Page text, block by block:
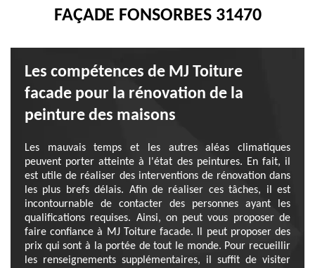
FAÇADE FONSORBES 31470
Les compétences de MJ Toiture
facade pour la rénovation de la
peinture des maisons
Les mauvais temps et les autres aléas climatiques
peuvent porter atteinte à l'état des peintures. En fait, il
est utile de réaliser des interventions de rénovation dans
les plus brefs délais. Afin de réaliser ces tâches, il est
incontournable de contacter des personnes ayant les
qualifications requises. Ainsi, on peut vous proposer de
faire confiance à MJ Toiture facade. Il peut proposer des
prix qui sont à la portée de tout le monde. Pour recueillir
les renseignements supplémentaires, il suffit de visiter